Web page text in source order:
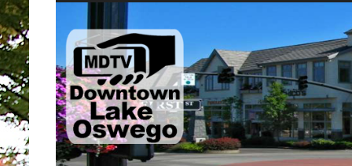
SKIP
TO
CONTENT